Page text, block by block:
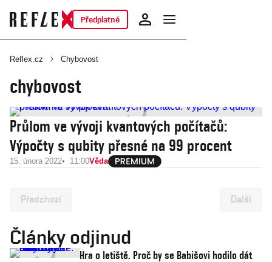
Předplatné
Reflex.cz Chybovost
chybovost
Průlom ve vývoji kvantových počítačů:
Výpočty s qubity přesné na 99 procent
15. února 2022 11:00Věda
Předchozí Další
Články odjinud
Hra o letiště. Proč by se Babišovi hodilo dát